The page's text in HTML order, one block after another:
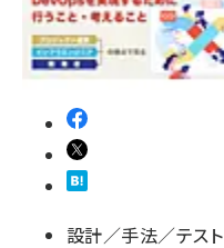
設計／手法／テスト